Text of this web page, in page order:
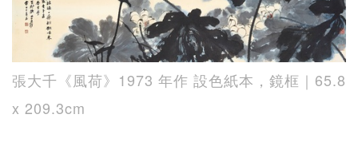
張大千《風荷》1973 年作 設色紙本，鏡框｜65.8
x 209.3cm